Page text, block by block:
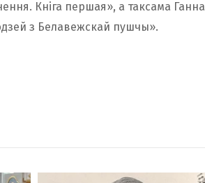
Кніга першая», а таксама Ганна
з Белавежскай пушчы».